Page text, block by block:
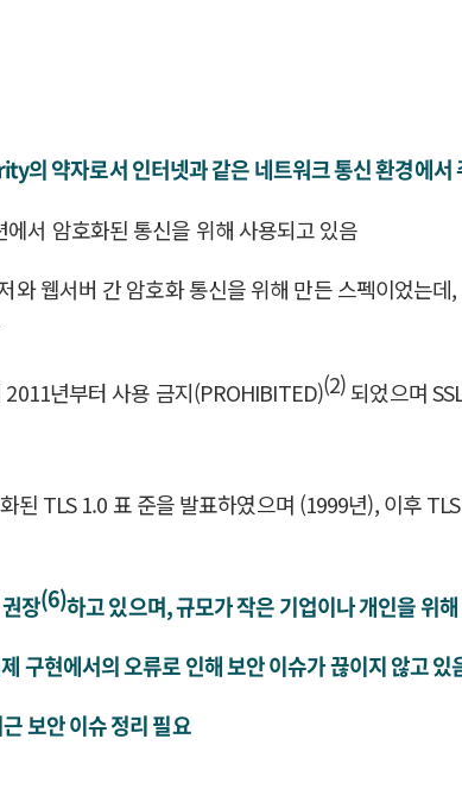
약자로서 인터넷과 같은 네트워크 통신 환경에서
서 암호화된 통신을 위해 사용되고 있음
웹서버 간 암호화 통신을 위해 만든 스펙이었는데
년부터 사용 금지(PROHIBITED)(2)되었으며
된 TLS 1.0 표 준을 발표하였으며 (1999년), 이후
장(6)하고 있으며, 규모가 작은 기업이나 개인을 위
구현에서의 오류로 인해 보안 이슈가 끊이지 않고 있
보안 이슈 정리 필요